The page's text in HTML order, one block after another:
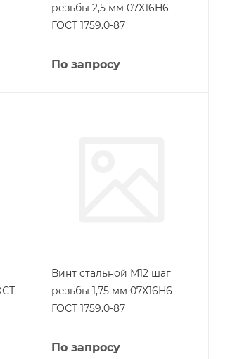
резьбы 2,5 мм 07Х16Н6
ГОСТ 1759.0-87
По запросу
Винт стальной М12 шаг
резьбы 1,75 мм 07Х16Н6
ГОСТ 1759.0-87
По запросу